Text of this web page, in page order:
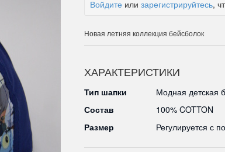
Войдите или зарегистрируйтесь,
Новая летняя коллекция бейсболок
ХАРАКТЕРИСТИКИ
Тип шапки
Модная детская
Состав
100% COTTON
Размер
Регулируется с